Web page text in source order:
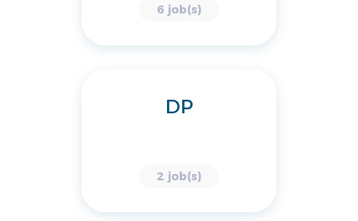
6 job(s)
DP
2 job(s)